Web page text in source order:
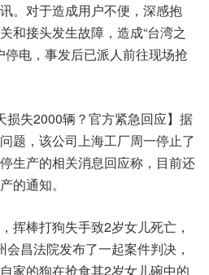
。对于造成用户不便，深感抱
和接头发生故障，造成“台湾之
停电，事发后已派人前往现场抢
损失2000辆？官方紧急回应】据
题，该公司上海工厂周一停止了
生产的相关消息回应称，目前还
的通知。
挥棒打狗失手致2岁女儿死亡，
昌法院发布了一起案件判决，
家的狗在抢食其2岁女儿碗中的